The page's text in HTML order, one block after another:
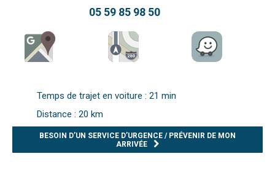
05 59 85 98 50
Temps de trajet en voiture : 21 min
Distance : 20 km
BESOIN D’UN SERVICE D’URGENCE / PRÉVENIR DE MON
ARRIVÉE